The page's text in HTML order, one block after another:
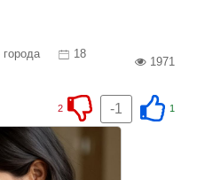
18
1971
1
-1
2